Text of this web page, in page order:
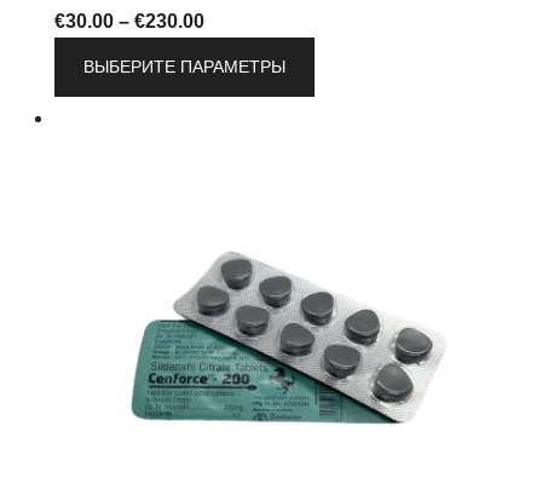
€30.00 – €230.00Диапазон
ВЫБЕРИТЕ ПАРАМЕТРЫ
на
странице
товара.